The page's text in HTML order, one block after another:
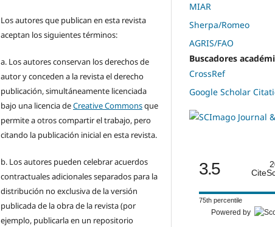
Los autores que publican en esta revista
aceptan los siguientes términos:
a. Los autores conservan los derechos de
autor y conceden a la revista el derecho
publicación, simultáneamente licenciada
bajo una licencia deCreative Commonsque
permite a otros compartir el trabajo, pero
citando la publicación inicial en esta revista.
b. Los autores pueden celebrar acuerdos
contractuales adicionales separados para la
distribución no exclusiva de la versión
publicada de la obra de la revista (por
ejemplo, publicarla en un repositorio
MIAR
Sherpa/Romeo
AGRIS/FAO
Buscadores
CrossRef
Google Scholar
3.5
75th percentile
Powered by